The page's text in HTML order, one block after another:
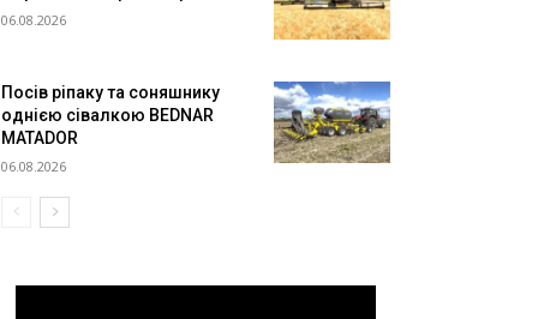
06.08.2026
Посів ріпаку та соняшнику
однією сівалкою BEDNAR
MATADOR
06.08.2026